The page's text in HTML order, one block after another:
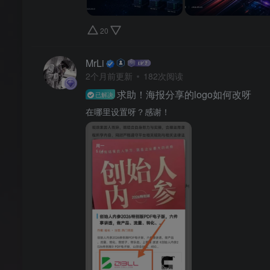
20
MrLi
2个月前更新 182次阅读
已解决 求助！海报分享的logo如何改呀
在哪里设置呀？感谢！